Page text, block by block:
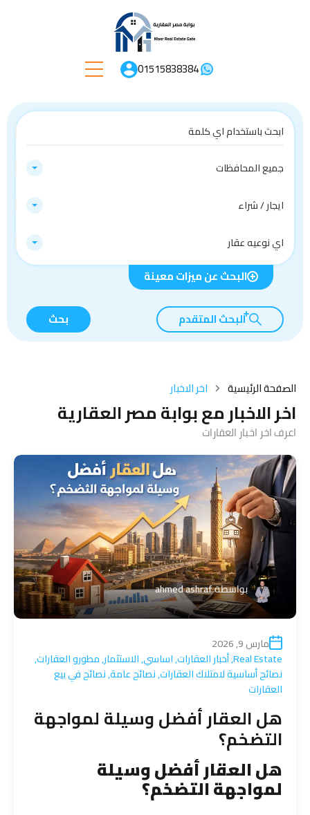
01515838384
جميع المحافظات
ايجار / شراء
اي نوعيه عقار
البحث عن ميزات معينة
البحث المتقدم بحث
الصفحة الرئيسية اخر الاخبار
اخر الاخبار مع بوابة مصر العقارية
اعرف اخر اخبار العقارات
بواسطةahmed ashraf
مارس 9, 2026
Real Estate
,أخبار العقارات,اساسي,الاستثمار,مطورو العقارات,
نصائح أساسية لامتلاك العقارات,نصائح عامة,نصائح في بيع
العقارات
هل العقار أفضل وسيلة لمواجهة
التضخم؟
هل العقار أفضل وسيلة
لمواجهة التضخم؟